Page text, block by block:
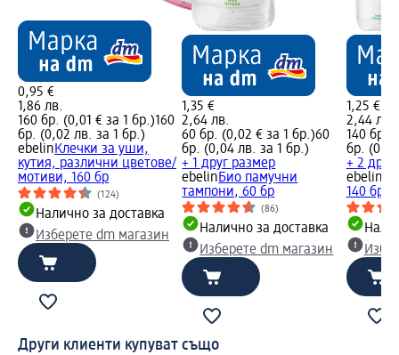
0,95 €
1,86 лв.
160 бр. (0,01 € за 1 бр.)160
бр. (0,02 лв. за 1 бр.)
ebelinКлечки за уши,
кутия, различни цветове/
мотиви, 160 бр
(124)
Налично за доставка
Изберете dm магазин
1,35 €
2,64 лв.
60 бр. (0,02 € за 1 бр.)60
бр. (0,04 лв. за 1 бр.)
+ 1 друг размер
ebelinБио памучни
тампони, 60 бр
(86)
Налично за доставка
Изберете dm магазин
1,25 €
2,44 лв.
140 бр.
бр.
+ 2
ebelin
140 бр
Други клиенти купуват също